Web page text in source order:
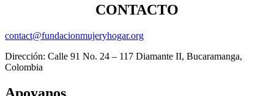
CONTACTO
contact@fundacionmujeryhogar.org
Dirección: Calle 91 No. 24 – 117 Diamante II, Bucaramanga,
Colombia